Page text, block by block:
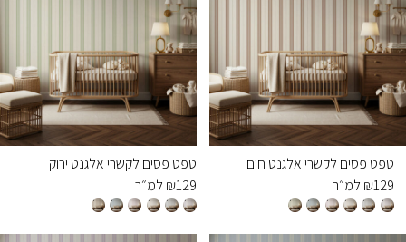
טפט פסים לקשרי אלגנט חום
₪129 למ״ר
טפט פסים לקשרי אלגנט ירוק
₪129 למ״ר